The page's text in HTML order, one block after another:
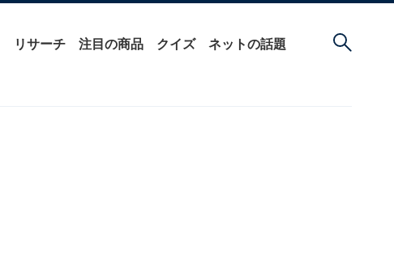
リサーチ 注目の商品 クイズ ネットの話題